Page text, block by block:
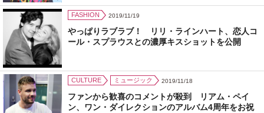
FASHION 2019/11/19
やっぱりラブラブ！ リリ・ラインハート、恋人コ
ール・スプラウスとの濃厚キスショットを公開
CULTURE ミュージック 2019/11/18
ファンから歓喜のコメントが殺到 リアム・ペイ
ン、ワン・ダイレクションのアルバム4周年をお祝